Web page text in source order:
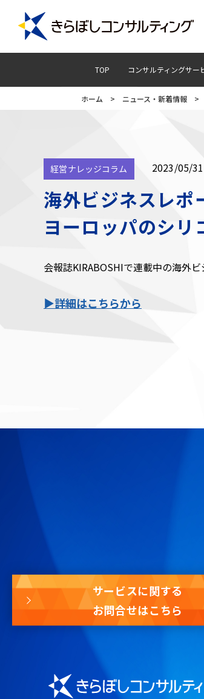
TOP コンサルティングサー
ホーム > ニュース・新着情報
経営ナレッジコラム 2023/05/31
海外ビジネスレポ
ヨーロッパのシ
会報誌KIRABOSHIで連載中の海外
▶詳細はこちらから
サービスに関する
お問合せはこちら